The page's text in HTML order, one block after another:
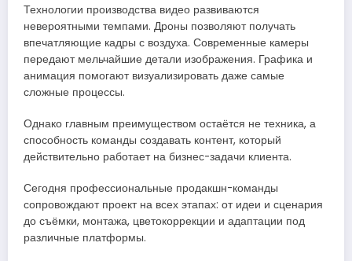
Технологии производства видео развиваются
невероятными темпами. Дроны позволяют получать
впечатляющие кадры с воздуха. Современные камеры
передают мельчайшие детали изображения. Графика и
анимация помогают визуализировать даже самые
сложные процессы.
Однако главным преимуществом остаётся не техника, а
способность команды создавать контент, который
действительно работает на бизнес-задачи клиента.
Сегодня профессиональные продакшн-команды
сопровождают проект на всех этапах: от идеи и сценария
до съёмки, монтажа, цветокоррекции и адаптации под
различные платформы.